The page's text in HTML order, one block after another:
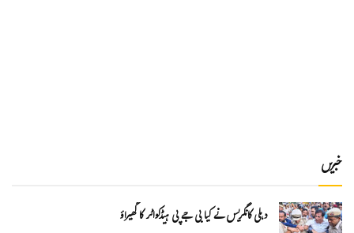
خبریں
دہلی کانگریس نے کیا بی جے پی ہیڈکواٹر کا گھیراؤ